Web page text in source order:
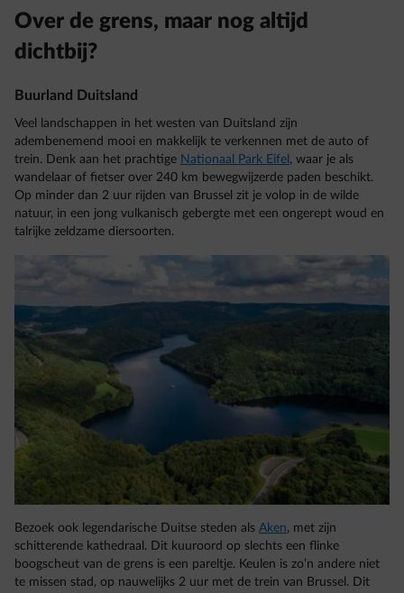
Over de grens, maar nog altijd
dichtbij?
Buurland Duitsland
Veel landschappen in het westen van Duitsland zijn
adembenemend mooi en makkelijk te verkennen met de auto of
trein. Denk aan het prachtige Nationaal Park Eifel , waar je als
wandelaar of fietser over 240 km bewegwijzerde paden beschikt.
Op minder dan 2 uur rijden van Brussel zit je volop in de wilde
natuur, in een jong vulkanisch gebergte met een ongerept woud en
talrijke zeldzame diersoorten.
Bezoek ook legendarische Duitse steden als Aken, met zijn
schitterende kathedraal. Dit kuuroord op slechts een flinke
boogscheut van de grens is een pareltje. Keulen is zo’n andere niet
te missen stad, op nauwelijks 2 uur met de trein van Brussel. Dit